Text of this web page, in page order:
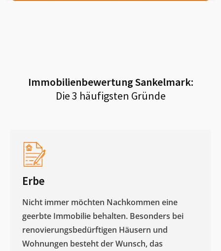
ImmobilienbewertungSankelmark:
Die 3 häufigsten Gründe
Erbe
Nicht immer möchten Nachkommen eine
geerbte Immobilie behalten. Besonders bei
renovierungsbedürftigen Häusern und
Wohnungen besteht der Wunsch, das